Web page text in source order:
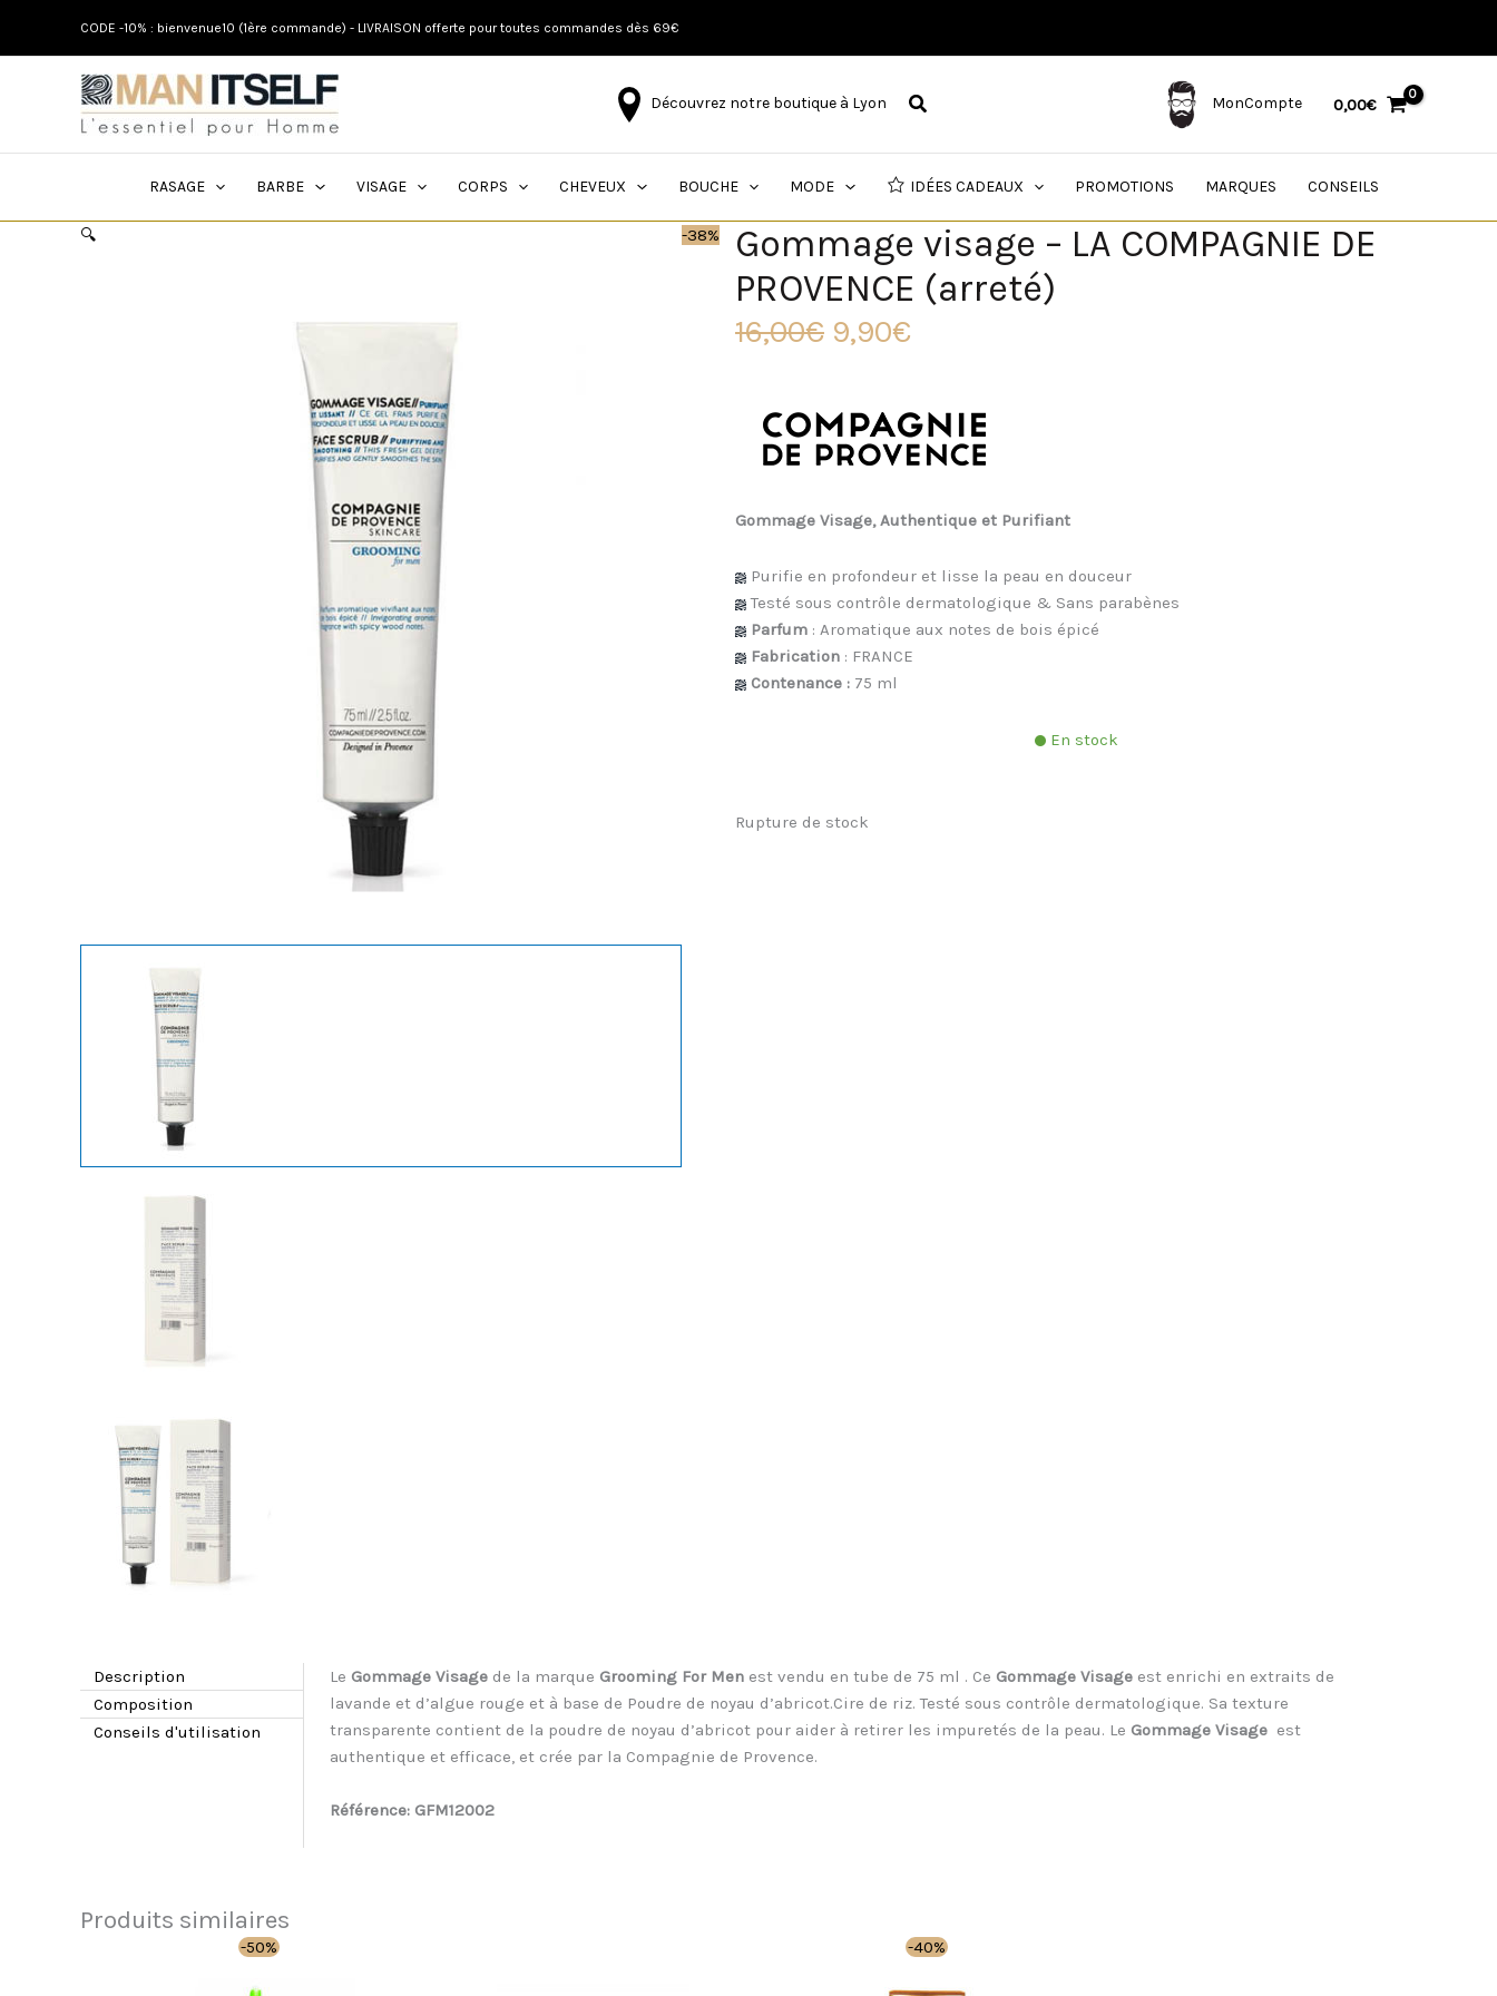
CODE -10% : bienvenue10 (1ère commande) - LIVRAISON offerte pour toutes commandes dès 69€
Découvrez notre boutique à Lyon MonCompte 0,00€
RASAGE BARBE VISAGE CORPS CHEVEUX BOUCHE MODE IDÉES CADEAUX PROMOTIONS MARQUES CONSEILS
-38%
🔍
Gommage visage – LA COMPAGNIE DE
PROVENCE (arreté)
16,00€
initial
était :
16,00€.
9,90€
actuel
est :
9,90€.
Gommage Visage, Authentique et Purifiant
Purifie en profondeur et lisse la peau en douceur
Testé sous contrôle dermatologique & Sans parabènes
Parfum : Aromatique aux notes de bois épicé
Fabrication : FRANCE
Contenance : 75 ml
En stock
Rupture de stock
Description
Composition
Conseils d'utilisation
Le Gommage Visage de la marque Grooming For Men est vendu en tube de 75 ml . Ce Gommage Visageest enrichi en extraits de
lavande et d’algue rouge et à base de Poudre de noyau d’abricot.Cire de riz. Testé sous contrôle dermatologique. Sa texture
transparente contient de la poudre de noyau d’abricot pour aider à retirer les impuretés de la peau. Le Gommage Visage est
authentique et efficace, et crée par la Compagnie de Provence.
Référence: GFM12002
Produits similaires
-50%
prix
actuel
-40%
prix
initial
Le
prix